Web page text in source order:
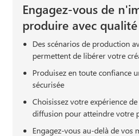
Engagez-vous de
produire avec qualité
Des scénarios de production
permettent de libérer votre
Produisez en toute confiance
sécurisée
Choisissez votre expérience
diffusion pour atteindre votre
Engagez-vous au-delà de vos